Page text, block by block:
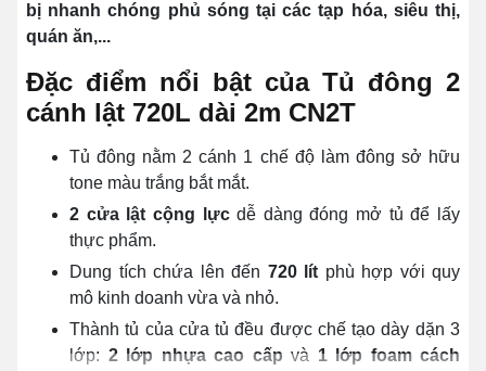
bị nhanh chóng phủ sóng tại các tạp hóa, siêu thị,
quán ăn,...
Đặc điểm nổi bật của Tủ đông 2
cánh lật 720L dài 2m CN2T
Tủ đông nằm 2 cánh 1 chế độ làm đông sở hữu
tone màu trắng bắt mắt.
2 cửa lật cộng lựcdễ dàng đóng mở tủ để lấy
thực phẩm.
Dung tích chứa lên đến 720 lít phù hợp với quy
mô kinh doanh vừa và nhỏ.
Thành tủ của cửa tủ đều được chế tạo dày dặn 3
lớp: 2 lớp nhựa cao cấp và 1 lớp foam cách